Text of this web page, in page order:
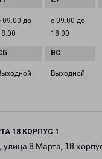
09:00 до
с 09:00 до
18:00
Выходной
18 КОРПУС 1
8 Марта, 18